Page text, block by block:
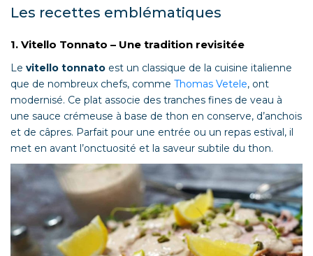
Les recettes emblématiques
1. Vitello Tonnato – Une tradition revisitée
Le vitello tonnato est un classique de la cuisine italienne
que de nombreux chefs, comme Thomas Vetele, ont
modernisé. Ce plat associe des tranches fines de veau à
une sauce crémeuse à base de thon en conserve, d’anchois
et de câpres. Parfait pour une entrée ou un repas estival, il
met en avant l’onctuosité et la saveur subtile du thon.